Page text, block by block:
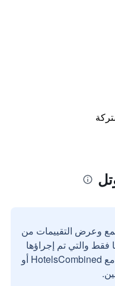
وعرض التقييمات من
فقط والتي تم إجراؤها
بواسطة مستخدمين حقيقيين مع HotelsCombined أو